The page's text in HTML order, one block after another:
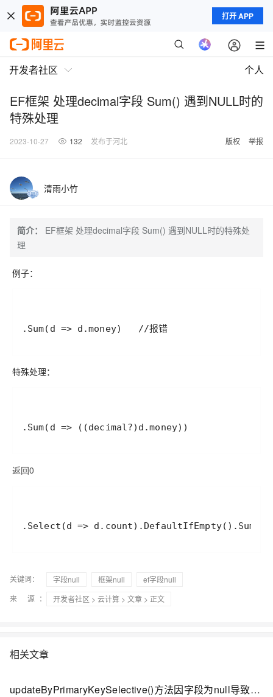
打开 APP
开发者社区 个人
EF框架 处理decimal字段 Sum() 遇到NULL时的
特殊处理
2023-10-27 132 发布于河北 版权 举报
清雨小竹
简介：
EF框架 处理decimal字段 Sum() 遇到NULL时的特殊处
理
例子：
.Sum(d => d.money)   //报错
特殊处理：
.Sum(d => ((decimal?)d.money))
返回0
.Select(d => d.count).DefaultIfEmpty().Sum();
关键词： 字段null 框架null
ef字段null
来 源：
开发者社区 > 云计算 > 文章 > 正文
相关文章
updateByPrimaryKeySelective()方法因字段为null导致的更新不成功问题解决办法